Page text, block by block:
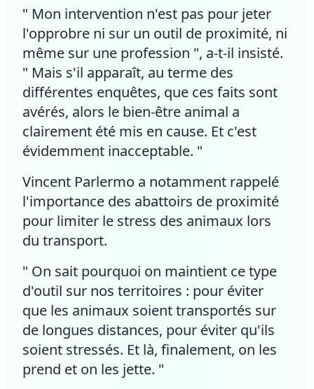
" Mon intervention n'est pas pour jeter
l'opprobre ni sur un outil de proximité, ni
même sur une profession ", a-t-il insisté.
" Mais s'il apparaît, au terme des
différentes enquêtes, que ces faits sont
avérés, alors le bien-être animal a
clairement été mis en cause. Et c'est
évidemment inacceptable. "
Vincent Parlermo a notamment rappelé
l'importance des abattoirs de proximité
pour limiter le stress des animaux lors
du transport.
" On sait pourquoi on maintient ce type
d'outil sur nos territoires : pour éviter
que les animaux soient transportés sur
de longues distances, pour éviter qu'ils
soient stressés. Et là, finalement, on les
prend et on les jette. "